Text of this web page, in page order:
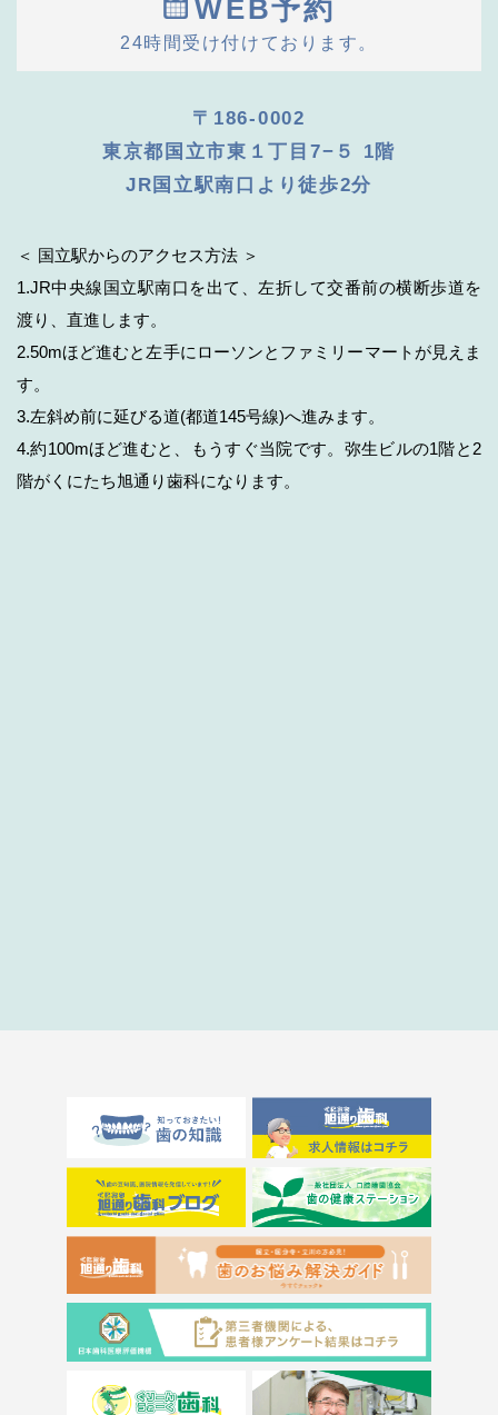
WEB予約
24時間受け付けております。
〒186-0002
東京都国立市東１丁目7−５ 1階
JR国立駅南口より徒歩2分
＜ 国立駅からのアクセス方法 ＞
1.JR中央線国立駅南口を出て、左折して交番前の横断歩道を
渡り、直進します。
2.50mほど進むと左手にローソンとファミリーマートが見えま
す。
3.左斜め前に延びる道(都道145号線)へ進みます。
4.約100mほど進むと、もうすぐ当院です。弥生ビルの1階と2
階がくにたち旭通り歯科になります。